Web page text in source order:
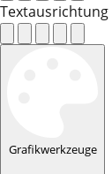
Textausrichtung
Grafikwerkzeuge